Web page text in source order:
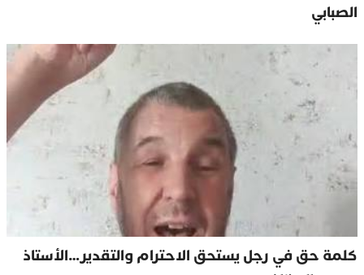
الصبابي
كلمة حق في رجل يستحق الاحترام والتقدير…الأستاذ